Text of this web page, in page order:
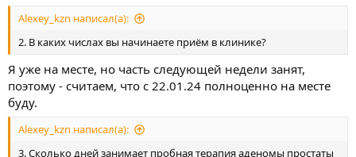
Alexey_kzn написал(а):
2. В каких числах вы начинаете приём в клинике?
Я уже на месте, но часть следующей недели занят,
поэтому - считаем, что с 22.01.24 полноценно на месте
буду.
Alexey_kzn написал(а):
3. Сколько дней занимает пробная терапия аденомы простаты